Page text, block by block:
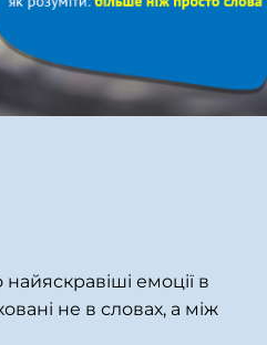
емоції в
не в словах, а між